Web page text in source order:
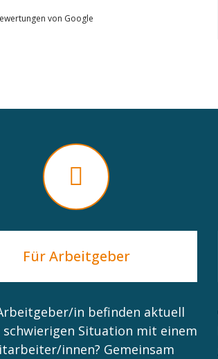
von Google
Für Arbeitgeber
in befinden aktuell
schwierigen Situation mit einem
innen? Gemeinsam